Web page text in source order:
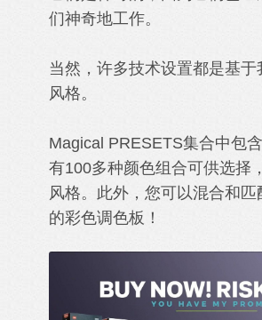
们神奇地工作。
当然，许多技术设置都是基
风格。
Magical PRESETS集合中包
有100多种颜色组合可供选择
风格。此外，您可以混合和
的彩色调色板！